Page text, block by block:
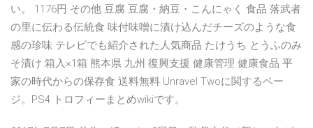
い。 1176円 その他 豆腐 豆腐・納豆・こんにゃく 食品 落武者
の里に伝わる伝統食 味付味噌に漬け込んだチーズのような食
感の珍味 テレビでも紹介された人気商品 たけうち とうふのみ
そ漬け 箱入×1箱 熊本県 九州 復興支援 健康管理 健康食品 平
家の時代からの保存食 送料無料 Unravel Twoに関するペー
ジ。PS4 トロフィーまとめwikiです。